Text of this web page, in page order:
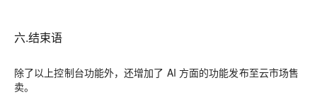
六.结束语
除了以上控制台功能外，还增加了 AI 方面的功能发布至云市场售
卖。